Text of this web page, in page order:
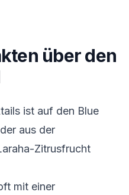
über den
ist auf den Blue
aus der
Zitrusfrucht
mit einer